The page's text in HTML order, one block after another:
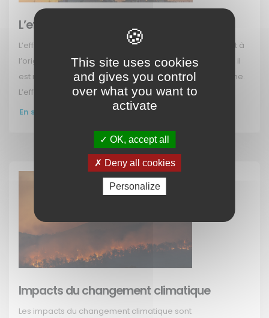
L’effet de serre
L’effet de serre, qu’est-ce que c’est ? L’effet de serre est à
l’origine un phénomène climatique naturel. Cependant, il
est renforcé depuis plus d’un siècle par l’activité humaine.
L’effet de (…)
En savoir plus
Impacts du changement climatique
Les impacts du changement climatique sont
This site uses cookies
and gives you control
over what you want to
activate
OK, accept all
Deny all cookies
Personalize